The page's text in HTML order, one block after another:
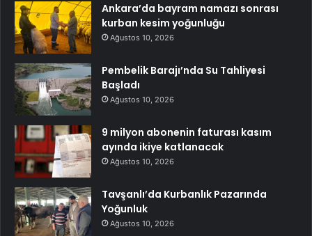
Ankara’da bayram namazı sonrası
kurban kesim yoğunluğu
Ağustos 10, 2026
Pembelik Barajı’nda Su Tahliyesi
Başladı
Ağustos 10, 2026
9 milyon abonenin faturası kasım
ayında ikiye katlanacak
Ağustos 10, 2026
Tavşanlı’da Kurbanlık Pazarında
Yoğunluk
Ağustos 10, 2026